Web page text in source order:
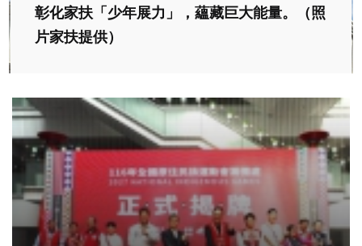
彰化家扶「少年展力」，蘊藏巨大能量。（照
片家扶提供）